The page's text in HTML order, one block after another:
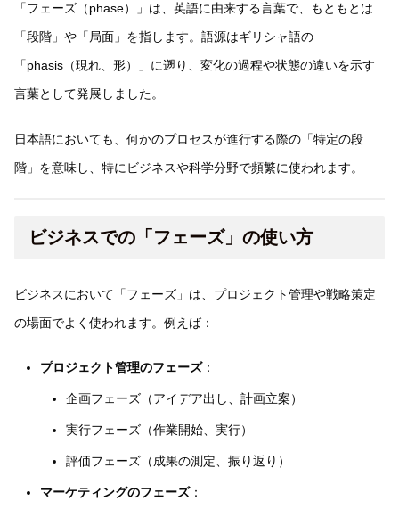
「フェーズ（phase）」は、英語に由来する言葉で、もともとは
「段階」や「局面」を指します。語源はギリシャ語の
「phasis（現れ、形）」に遡り、変化の過程や状態の違いを示す
言葉として発展しました。
日本語においても、何かのプロセスが進行する際の「特定の段
階」を意味し、特にビジネスや科学分野で頻繁に使われます。
ビジネスでの「フェーズ」の使い方
ビジネスにおいて「フェーズ」は、プロジェクト管理や戦略策定
の場面でよく使われます。例えば：
プロジェクト管理のフェーズ：
企画フェーズ（アイデア出し、計画立案）
実行フェーズ（作業開始、実行）
評価フェーズ（成果の測定、振り返り）
マーケティングのフェーズ：